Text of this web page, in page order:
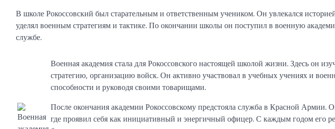
В школе Рокоссовский был старательным и ответственным учеником. Он увлекался
уделял военным стратегиям и тактике. По окончании школы он поступил в военную
службе.
Военная академия стала для Рокоссовского настоящей школой жизни. Здесь он
стратегию, организацию войск. Он активно участвовал в учебных учениях и
способности и руководя своими товарищами.
После окончания академии Рокоссовскому предстояла служба в Красной Армии.
где проявил себя как инициативный и энергичный офицер. С каждым годом его